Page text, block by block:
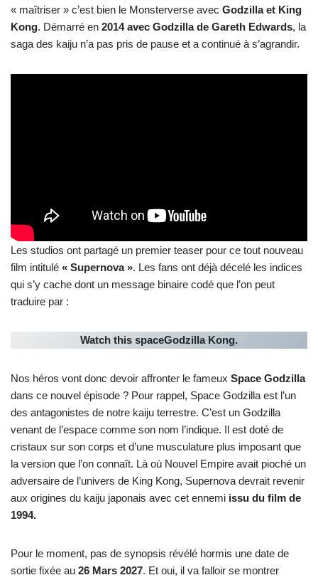
« maîtriser » c’est bien le Monsterverse avec Godzilla et King
Kong. Démarré en 2014 avec Godzilla de Gareth Edwards, la
saga des kaiju n’a pas pris de pause et a continué à s’agrandir.
Les studios ont partagé un premier teaser pour ce tout nouveau
film intitulé « Supernova ». Les fans ont déjà décelé les indices
qui s’y cache dont un message binaire codé que l’on peut
traduire par :
Watch this spaceGodzilla Kong.
Nos héros vont donc devoir affronter le fameux Space Godzilla
dans ce nouvel épisode ? Pour rappel, Space Godzilla est l’un
des antagonistes de notre kaiju terrestre. C’est un Godzilla
venant de l’espace comme son nom l’indique. Il est doté de
cristaux sur son corps et d’une musculature plus imposant que
la version que l’on connaît. Là où Nouvel Empire avait pioché un
adversaire de l’univers de King Kong, Supernova devrait revenir
aux origines du kaiju japonais avec cet ennemi issu du film de
1994.
Pour le moment, pas de synopsis révélé hormis une date de
sortie fixée au 26 Mars 2027. Et oui, il va falloir se montrer